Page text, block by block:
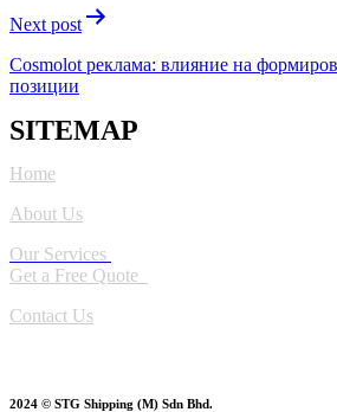
Post
Next post
Cosmolot реклама: влияние на
позиции
SITEMAP
Home
About Us
Our Services
Get a Free Quote
Contact Us
2024 © STG Shipping (M) Sdn Bhd.